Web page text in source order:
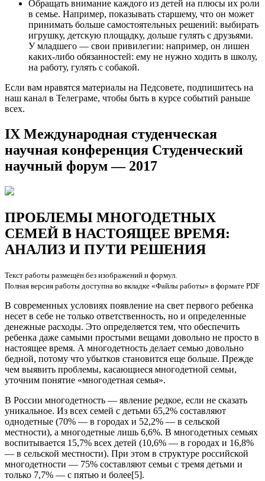
Обращать внимание каждого из детей на плюсы их роли
в семье. Например, показывать старшему, что он может
принимать больше самостоятельных решений: выбирать
игрушку, детскую площадку, дольше гулять с друзьями.
У младшего — свои привилегии: например, он лишен
каких-либо обязанностей: ему не нужно ходить в школу,
на работу, гулять с собакой.
Если вам нравятся материалы на Педсовете, подпишитесь на
наш канал в Телеграме, чтобы быть в курсе событий раньше
всех.
IX Международная студенческая
научная конференция Студенческий
научный форум — 2017
ПРОБЛЕМЫ МНОГОДЕТНЫХ
СЕМЕЙ В НАСТОЯЩЕЕ ВРЕМЯ:
АНАЛИЗ И ПУТИ РЕШЕНИЯ
Текст работы размещён без изображений и формул.
Полная версия работы доступна во вкладке «Файлы работы» в формате PDF
В современных условиях появление на свет первого ребенка
несет в себе не только ответственность, но и определенные
денежные расходы. Это определяется тем, что обеспечить
ребенка даже самыми простыми вещами довольно не просто в
настоящее время. А многодетность делает семью довольно
бедной, потому что убытков становится еще больше. Прежде
чем выявить проблемы, касающиеся многодетной семьи,
уточним понятие «многодетная семья».
В России многодетность — явление редкое, если не сказать
уникальное. Из всех семей с детьми 65,2% составляют
однодетные (70% — в городах и 52,2% — в сельской
местности), а многодетные лишь 6,6%. В многодетных семьях
воспитывается 15,7% всех детей (10,6% — в городах и 16,8%
— в сельской местности). При этом в структуре российской
многодетности — 75% составляют семьи с тремя детьми и
только 7,7% — с пятью и более[5].